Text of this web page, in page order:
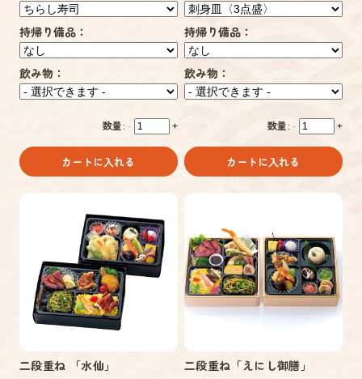
持帰り備品：
飲み物：
数量: - +
カートに入れる
持帰り備品：
飲み物：
数量: - +
カートに入れる
二段重ね 「水仙」 二段重ね「えにし御膳」